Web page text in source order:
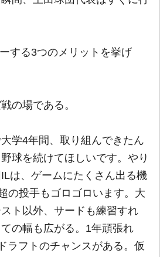
する3つのメリットを挙げ
の場である。
大学4年間、取り組んできたん
球を続けてほしいです。やり
は、ゲームにたくさん出る機
の投手もゴロゴロいます。大
ト以外、サードも練習すれ
の幅も広がる。1年頑張れ
ラフトのチャンスがある。仮